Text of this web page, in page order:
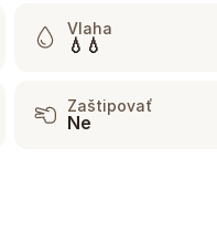
Vlaha
💧💧
Zaštipovať
Ne